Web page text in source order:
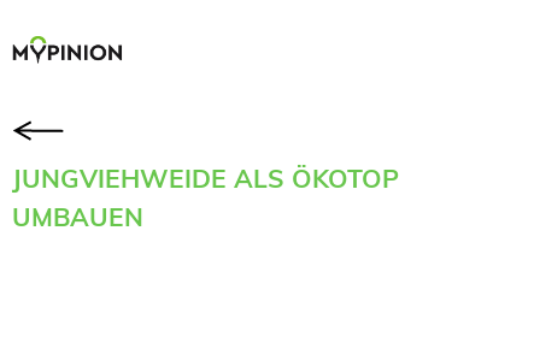
JUNGVIEHWEIDE ALS ÖKOTOP
UMBAUEN